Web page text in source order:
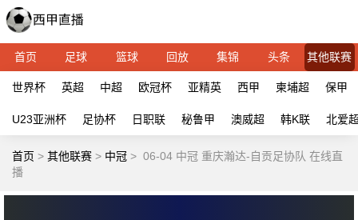
首页 足球 篮球 回放 集锦 头条 其他联赛
世界杯 英超 中超 欧冠杯 亚精英 西甲 柬埔超 保甲
U23亚洲杯 足协杯 日职联 秘鲁甲 澳威超 韩K联 北爱
首页 > 其他联赛 > 中冠 > 06-04 中冠 重庆瀚达-自贡足协队 在线直
播